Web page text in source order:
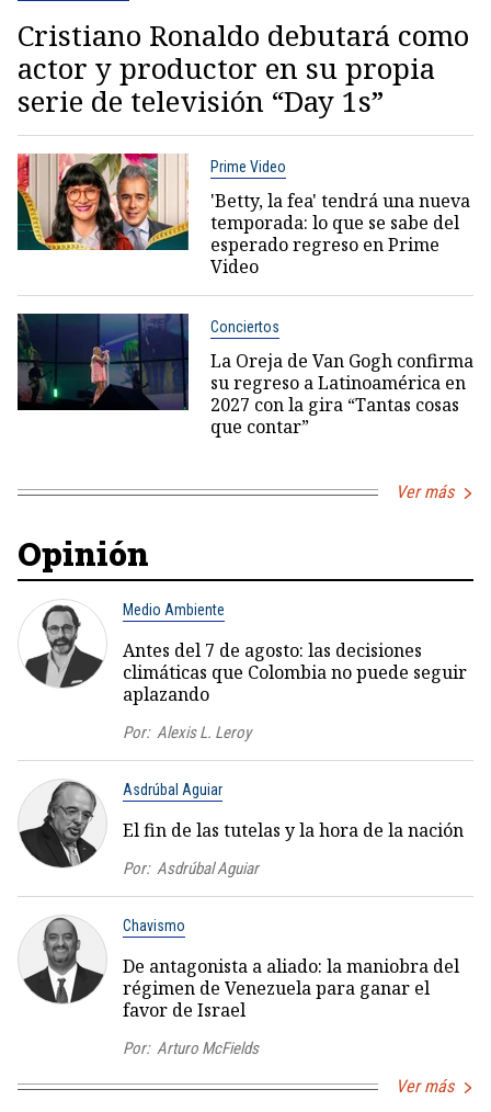
Cristiano Ronaldo debutará como
actor y productor en su propia
serie de televisión “Day 1s”
Prime Video
'Betty, la fea' tendrá una nueva
temporada: lo que se sabe del
esperado regreso en Prime
Video
Conciertos
La Oreja de Van Gogh confirma
su regreso a Latinoamérica en
2027 con la gira “Tantas cosas
que contar”
Ver más
Opinión
Medio Ambiente
Antes del 7 de agosto: las decisiones
climáticas que Colombia no puede seguir
aplazando
Por: Alexis L. Leroy
Asdrúbal Aguiar
El fin de las tutelas y la hora de la nación
Por: Asdrúbal Aguiar
Chavismo
De antagonista a aliado: la maniobra del
régimen de Venezuela para ganar el
favor de Israel
Por: Arturo McFields
Ver más